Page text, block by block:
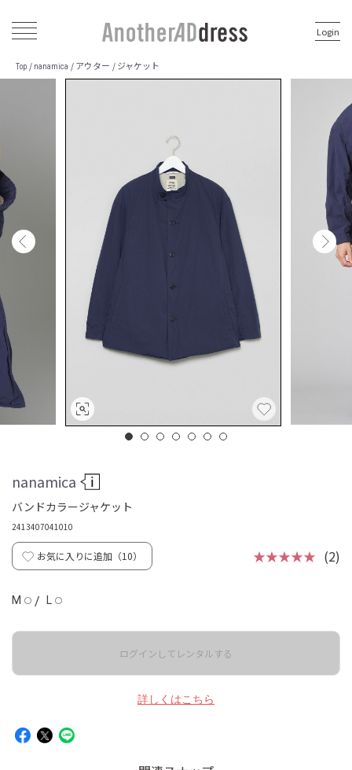
Login
Top / nanamica / アウター / ジャケット
nanamica
バンドカラージャケット
2413407041010
お気に入りに追加（10） ★★★★★ (2)
M ◯ / L ◯
ログインしてレンタルする
詳しくはこちら